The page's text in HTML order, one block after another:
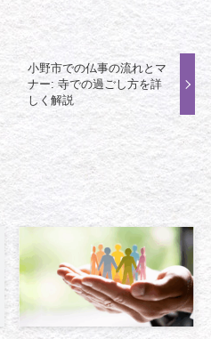
小野市での仏事の流れとマ
ナー: 寺での過ごし方を詳
しく解説